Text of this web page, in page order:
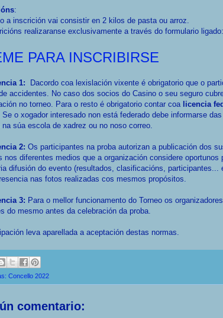
:
a inscrición vai consistir en 2 kilos de pasta ou arroz.
realizaranse exclusivamente a través do formulario ligado:
PARA INSCRIBIRSE
1: Dacordo coa lexislación vixente é obrigatorio que o
accidentes. No caso dos socios do Casino o seu seguro
no torneo. Para o resto é obrigatorio contar coa licencia
Se o xogador interesado non está federado debe informarse
na súa escola de xadrez ou no noso correo.
2: Os participantes na proba autorizan a publicación dos
nos diferentes medios que a organización considere oportunos
difusión do evento (resultados, clasificacións, participantes...
nas fotos realizadas cos mesmos propósitos.
3: Para o mellor funcionamento do Torneo os
do mesmo antes da celebración da proba.
leva aparellada a aceptación destas normas.
Concello 2022
comentario: